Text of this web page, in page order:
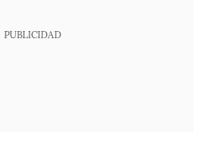
PUBLICIDAD